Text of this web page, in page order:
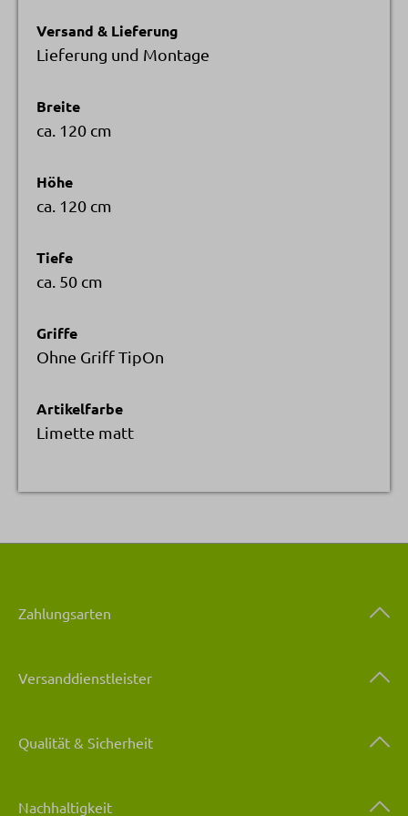
Versand & Lieferung
Lieferung und Montage
Breite
ca. 120 cm
Höhe
ca. 120 cm
Tiefe
ca. 50 cm
Griffe
Ohne Griff TipOn
Artikelfarbe
Limette matt
Zahlungsarten
Versanddienstleister
Qualität & Sicherheit
Nachhaltigkeit